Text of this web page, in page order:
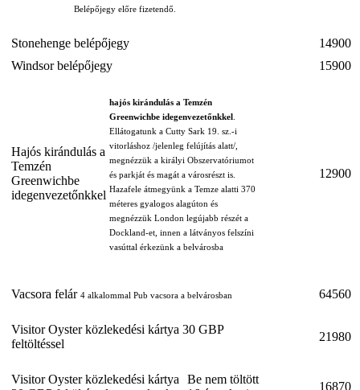
Belépőjegy előre fizetendő.
Stonehenge belépőjegy
14900
Windsor belépőjegy
15900
Hajós kirándulás a
Temzén
Greenwichbe
idegenvezetőnkkel
hajós kirándulás a Temzén
Greenwichbe idegenvezetőnkkel
Ellátogatunk a Cutty Sark 19. sz.-i
vitorláshoz /jelenleg felújítás alatt/,
megnézzük a királyi Obszervatóriumot
és parkját és magát a városrészt is.
Hazafele átmegyünk a Temze alatti 370
méteres gyalogos alagúton és
megnézzük London legújabb részét a
Dockland-et, innen a látványos felszíni
vasúttal érkezünk a belvárosba
12900
Vacsora felár 4 alkalommal Pub vacsora a belvárosban 64560
Visitor Oyster közlekedési kártya 30 GBP
feltöltéssel
21980
Visitor Oyster közlekedési kártya
Be nem töltött
16870